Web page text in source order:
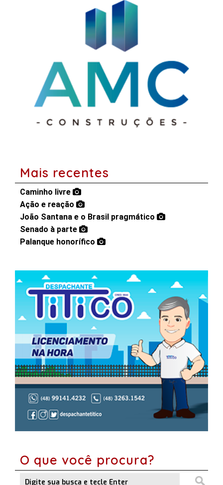
Mais recentes
Caminho livre
Ação e reação
João Santana e o Brasil pragmático
Senado à parte
Palanque honorífico
O que você procura?